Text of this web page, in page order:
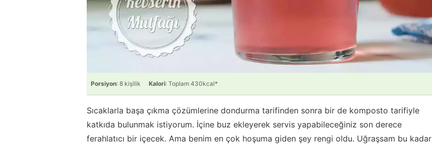
Porsiyon: 8 kişilik Kalori: Toplam 430kcal*
Sıcaklarla başa çıkma çözümlerine dondurma tarifinden sonra bir de komposto tarifiyle
katkıda bulunmak istiyorum. İçine buz ekleyerek servis yapabileceğiniz son derece
ferahlatıcı bir içecek. Ama benim en çok hoşuma giden şey rengi oldu. Uğraşsam bu kadar